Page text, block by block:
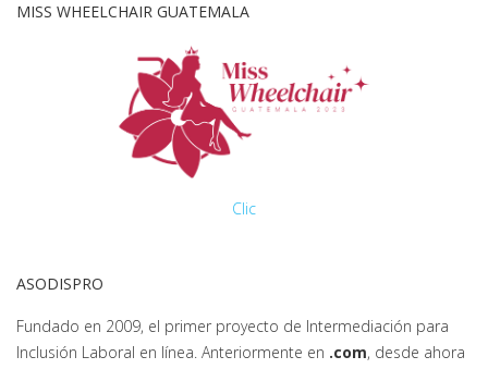
MISS WHEELCHAIR GUATEMALA
Clic
ASODISPRO
Fundado en 2009, el primer proyecto de Intermediación para
Inclusión Laboral en línea. Anteriormente en .com, desde ahora